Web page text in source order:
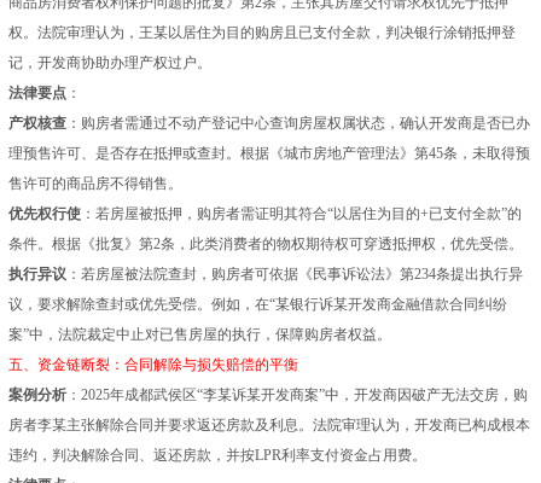
权。法院审理认为，王某以居住为目的购房且已支付全款，判决银行涂销抵押登
记，开发商协助办理产权过户。
法律要点：
产权核查：购房者需通过不动产登记中心查询房屋权属状态，确认开发商是否已办
理预售许可、是否存在抵押或查封。根据《城市房地产管理法》第45条，未取得预
售许可的商品房不得销售。
优先权行使：若房屋被抵押，购房者需证明其符合“以居住为目的+已支付全款”的
条件。根据《批复》第2条，此类消费者的物权期待权可穿透抵押权，优先受偿。
执行异议 ：若房屋被法院查封，购房者可依据《民事诉讼法》第234条提出执行异
议，要求解除查封或优先受偿。例如，在“某银行诉某开发商金融借款合同纠纷
案”中，法院裁定中止对已售房屋的执行，保障购房者权益。
五、资金链断裂：合同解除与损失赔偿的平衡
案例分析：2025年成都武侯区“李某诉某开发商案”中，开发商因破产无法交房，购
房者李某主张解除合同并要求返还房款及利息。法院审理认为，开发商已构成根本
违约，判决解除合同、返还房款，并按LPR利率支付资金占用费。